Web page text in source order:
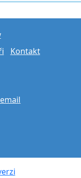
Kontakt